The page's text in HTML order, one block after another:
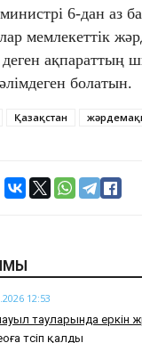
6-дан аз
мемлекеттік
ақпараттың
болатын.
Қазақстан
12:53
тауларында еркін
түсіп қалды